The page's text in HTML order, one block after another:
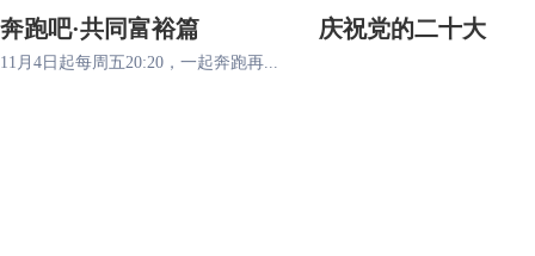
奔跑吧·共同富裕篇
11月4日起每周五20:20，一起奔跑再...
庆祝党的二十大